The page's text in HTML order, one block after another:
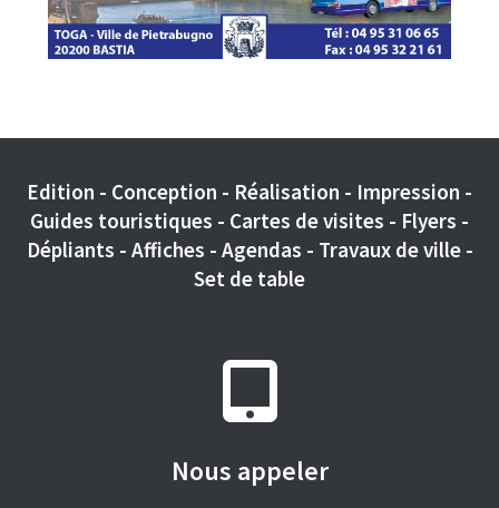
Edition - Conception - Réalisation - Impression -
Guides touristiques - Cartes de visites - Flyers -
Dépliants - Affiches - Agendas - Travaux de ville -
Set de table
Nous appeler